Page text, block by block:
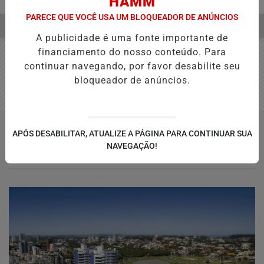
EM ALTA
PARECE QUE VOCÊ USA UM BLOQUEADOR DE ANÚNCIOS
A publicidade é uma fonte importante de
financiamento do nosso conteúdo. Para
continuar navegando, por favor desabilite seu
bloqueador de anúncios.
APÓS DESABILITAR, ATUALIZE A PÁGINA PARA CONTINUAR SUA
NAVEGAÇÃO!